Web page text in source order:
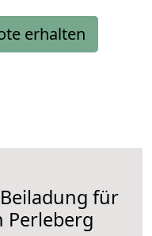
erhalten
für
Perleberg